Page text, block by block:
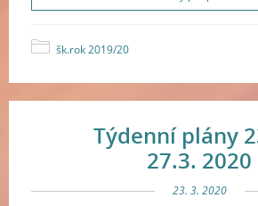
šk.rok 2019/20
Týdenní plány
27.3. 2020
23. 3. 2020